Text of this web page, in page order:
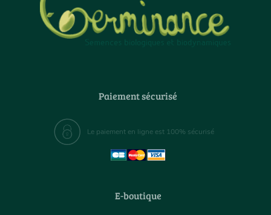
Paiement sécurisé
Le paiement en ligne est 100% sécurisé
E-boutique